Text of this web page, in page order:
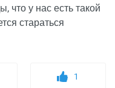
что у нас есть такой
стараться
1